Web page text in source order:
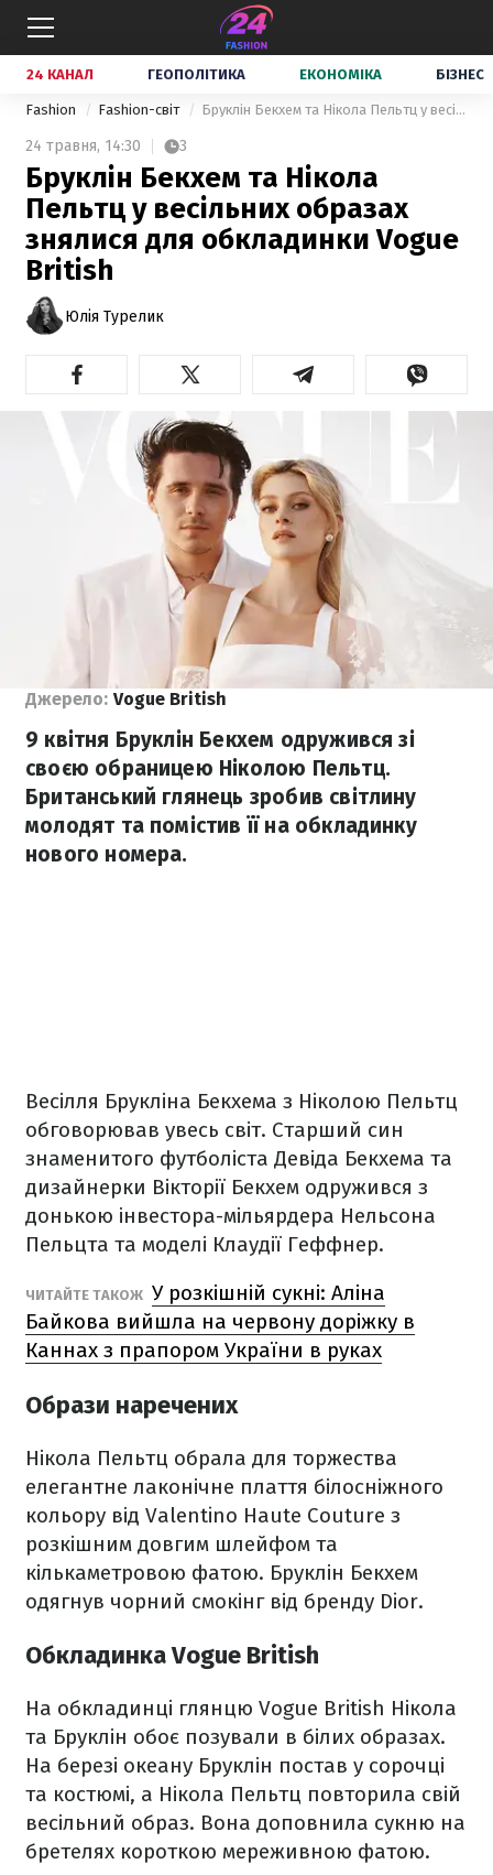
24 КАНАЛ ГЕОПОЛІТИКА ЕКОНОМІКА БІЗНЕС
Fashion Fashion-світ Бруклін Бекхем та Нікола Пельтц у весільних образах знялися для обкладинки Vogue British
24 травня, 14:30 3
Бруклін Бекхем та Нікола
Пельтц у весільних образах
знялися для обкладинки Vogue
British
Юлія Турелик
Джерело: Vogue British
9 квітня Бруклін Бекхем одружився зі
своєю обраницею Ніколою Пельтц.
Британський глянець зробив світлину
молодят та помістив її на обкладинку
нового номера.
Весілля Брукліна Бекхема з Ніколою Пельтц
обговорював увесь світ. Старший син
знаменитого футболіста Девіда Бекхема та
дизайнерки Вікторії Бекхем одружився з
донькою інвестора-мільярдера Нельсона
Пельцта та моделі Клаудії Геффнер.
ЧИТАЙТЕ ТАКОЖ У розкішній сукні: Аліна
Байкова вийшла на червону доріжку в
Каннах з прапором України в руках
Образи наречених
Нікола Пельтц обрала для торжества
елегантне лаконічне плаття білосніжного
кольору від Valentino Haute Couture з
розкішним довгим шлейфом та
кількаметровою фатою. Бруклін Бекхем
одягнув чорний смокінг від бренду Dior.
Обкладинка Vogue British
На обкладинці глянцю Vogue British Нікола
та Бруклін обоє позували в білих образах.
На березі океану Бруклін постав у сорочці
та костюмі, а Нікола Пельтц повторила свій
весільний образ. Вона доповнила сукню на
бретелях короткою мереживною фатою.